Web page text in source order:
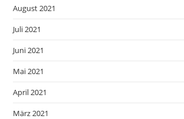
August 2021
Juli 2021
Juni 2021
Mai 2021
April 2021
März 2021